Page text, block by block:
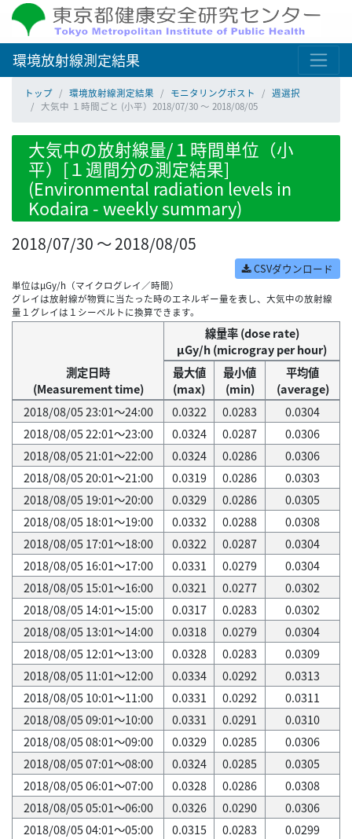
環境放射線測定結果
トップ 環境放射線測定結果 モニタリングポスト
週選択
大気中 １時間ごと (小平）2018/07/30 ～ 2018/08/05
大気中の放射線量/１時間単位（小
平）[１週間分の測定結果]
(Environmental radiation levels in
Kodaira - weekly summary)
2018/07/30 ～ 2018/08/05
CSVダウンロード
単位はμGy/h（マイクログレイ／時間）
グレイは放射線が物質に当たった時のエネルギー量を表し、大気中の放射線
量１グレイは１シーベルトに換算できます。
測定日時
(Measurement time)
線量率 (dose rate)
μGy/h (microgray per hour)
最大値
(max)
最小値
(min)
平均値
(average)
2018/08/05 23:01～24:00
0.0322 0.0283
0.0304
2018/08/05 22:01～23:00
0.0324 0.0287
0.0306
2018/08/05 21:01～22:00
0.0324 0.0286
0.0306
2018/08/05 20:01～21:00
0.0319 0.0286
0.0303
2018/08/05 19:01～20:00
0.0329 0.0286
0.0305
2018/08/05 18:01～19:00
0.0332 0.0288
0.0308
2018/08/05 17:01～18:00
0.0322 0.0287
0.0304
2018/08/05 16:01～17:00
0.0331 0.0279
0.0304
2018/08/05 15:01～16:00
0.0321 0.0277
0.0302
2018/08/05 14:01～15:00
0.0317 0.0283
0.0302
2018/08/05 13:01～14:00
0.0318 0.0279
0.0304
2018/08/05 12:01～13:00
0.0328 0.0283
0.0309
2018/08/05 11:01～12:00
0.0334 0.0292
0.0313
2018/08/05 10:01～11:00
0.0331 0.0292
0.0311
2018/08/05 09:01～10:00
0.0331 0.0291
0.0310
2018/08/05 08:01～09:00
0.0329 0.0285
0.0306
2018/08/05 07:01～08:00
0.0324 0.0285
0.0305
2018/08/05 06:01～07:00
0.0328 0.0286
0.0308
2018/08/05 05:01～06:00
0.0326 0.0290
0.0306
2018/08/05 04:01～05:00
0.0315 0.0283
0.0299